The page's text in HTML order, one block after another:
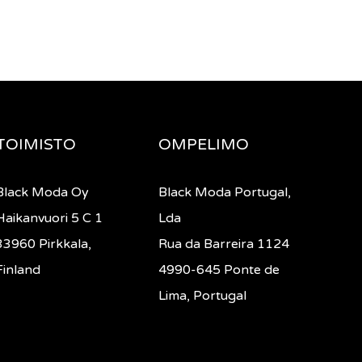
Moda Oy
5 C 1
Pirkkala,
OMPELIMO
Black Moda Portugal,
Lda
Rua da Barreira 1124
4990-645 Ponte de
Lima, Portugal